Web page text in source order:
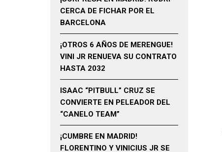
CERCA DE FICHAR POR EL
BARCELONA
¡OTROS 6 AÑOS DE MERENGUE!
VINI JR RENUEVA SU CONTRATO
HASTA 2032
ISAAC “PITBULL” CRUZ SE
CONVIERTE EN PELEADOR DEL
“CANELO TEAM”
¡CUMBRE EN MADRID!
FLORENTINO Y VINICIUS JR SE